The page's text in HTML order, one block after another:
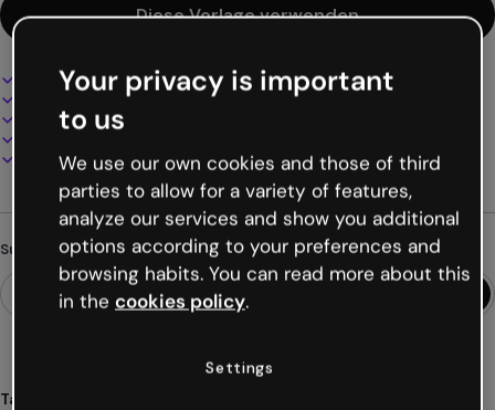
Diese Vorlage verwenden
Interaktives und animiertes Design
100% anpassbar
Audio, Video und Multimedia hinzufügen
Als PDF, MP4 und andere Formate herunterladen
Suchst du etwas anderes?
Tags
Your privacy is important
to us
We use our own cookies and those of third
parties to allow for a variety of features,
analyze our services and show you additional
options according to your preferences and
browsing habits. You can read more about this
in the cookies policy.
Settings